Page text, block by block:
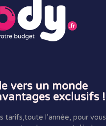
vers un monde
exclusifs !
tarifs,toute l’année, pour vous